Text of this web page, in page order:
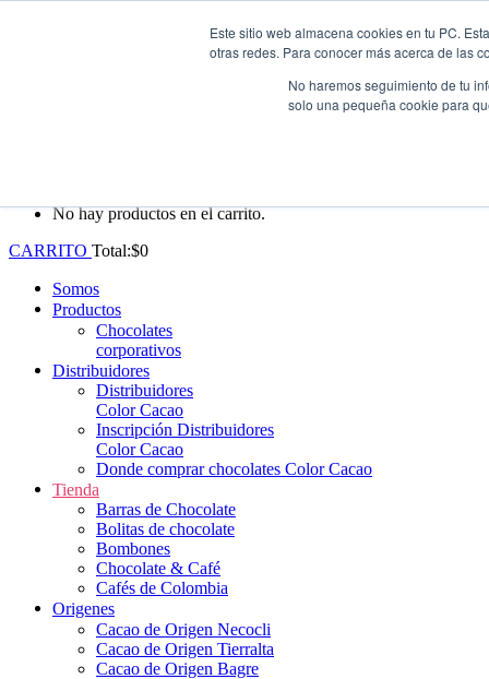
Este sitio web almacena cookies en tu PC.
otras redes. Para conocer más acerca de las
No haremos seguimiento de tu
solo una pequeña cookie para
Whatsapp: +57 (313) 552-3620 ventas@colorcacao.com
Envío gratis en Antioquia por compras superiores a $100.000.
No hay productos en el carrito.
CARRITO Total:$0
Somos
Productos
Chocolates
corporativos
Distribuidores
Distribuidores
Color Cacao
Inscripción Distribuidores
Color Cacao
Donde comprar chocolates Color Cacao
Tienda
Barras de Chocolate
Bolitas de chocolate
Bombones
Chocolate & Café
Cafés de Colombia
Origenes
Cacao de Origen Necocli
Cacao de Origen Tierralta
Cacao de Origen Bagre